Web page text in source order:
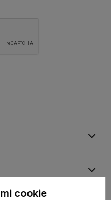
cookie